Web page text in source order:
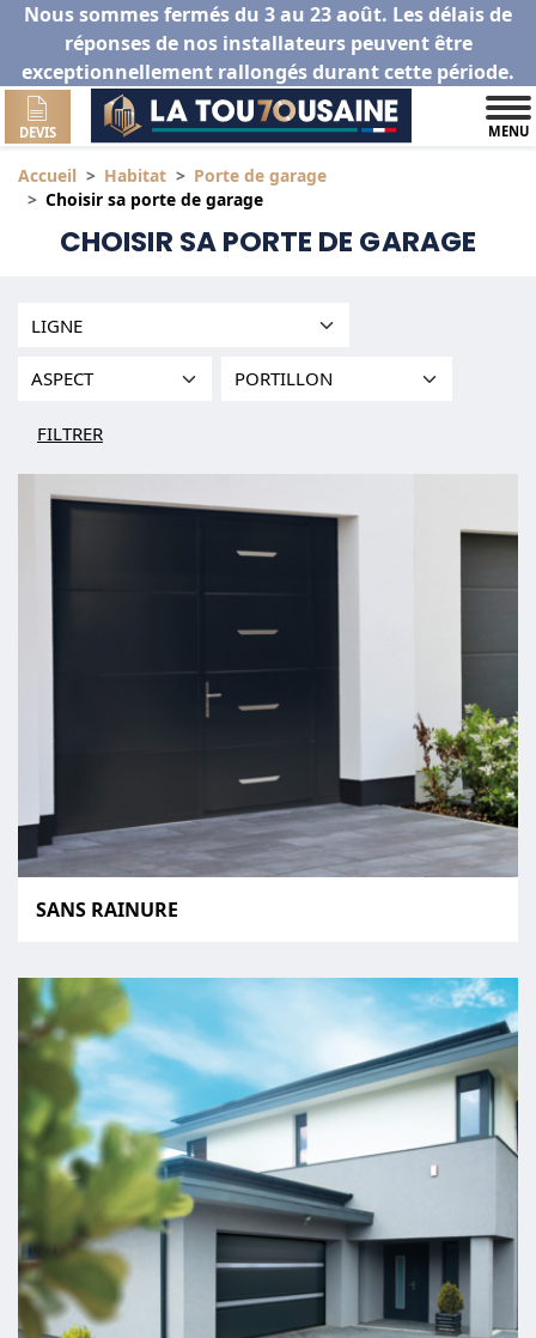
Nous sommes fermés du 3 au 23 août. Les délais de
réponses de nos installateurs peuvent être
exceptionnellement rallongés durant cette période.
DEVIS MENU
Accueil Habitat
Porte de garage
Choisir sa porte de garage
CHOISIR SA PORTE DE GARAGE
FILTRER
SANS RAINURE